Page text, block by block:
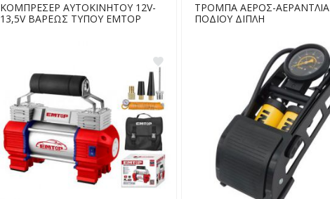
ΚΟΜΠΡΕΣΕΡ ΑΥΤΟΚΙΝΗΤΟΥ 12V-
13,5V ΒΑΡΕΩΣ ΤΥΠΟΥ EMTOP
ΤΡΟΜΠΑ ΑΕΡΟΣ-ΑΕΡΑΝΤΛΙΑ
ΠΟΔΙΟΥ ΔΙΠΛΗ